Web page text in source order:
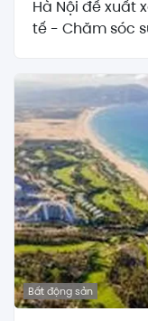
Hà Nội đề xuất
tế - Chăm sóc
Bất động sản